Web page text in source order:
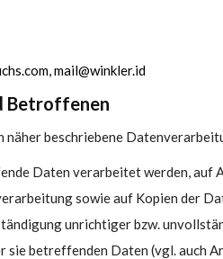
mail@winkler.id
Betroffenen
beschriebene
Daten verarbeitet werden, auf
sowie auf Kopien der
unrichtiger bzw.
sie betreffenden Daten (vgl. auch